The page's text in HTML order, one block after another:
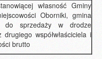
własność Gminy
Oborniki, gmina
do sprzedaży w drodze
współwłaściciela i
brutto